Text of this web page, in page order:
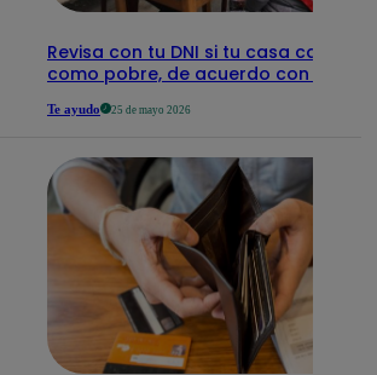
Revisa con tu DNI si tu casa califica
como pobre, de acuerdo con el Sisfoh
Te ayudo 25 de mayo 2026